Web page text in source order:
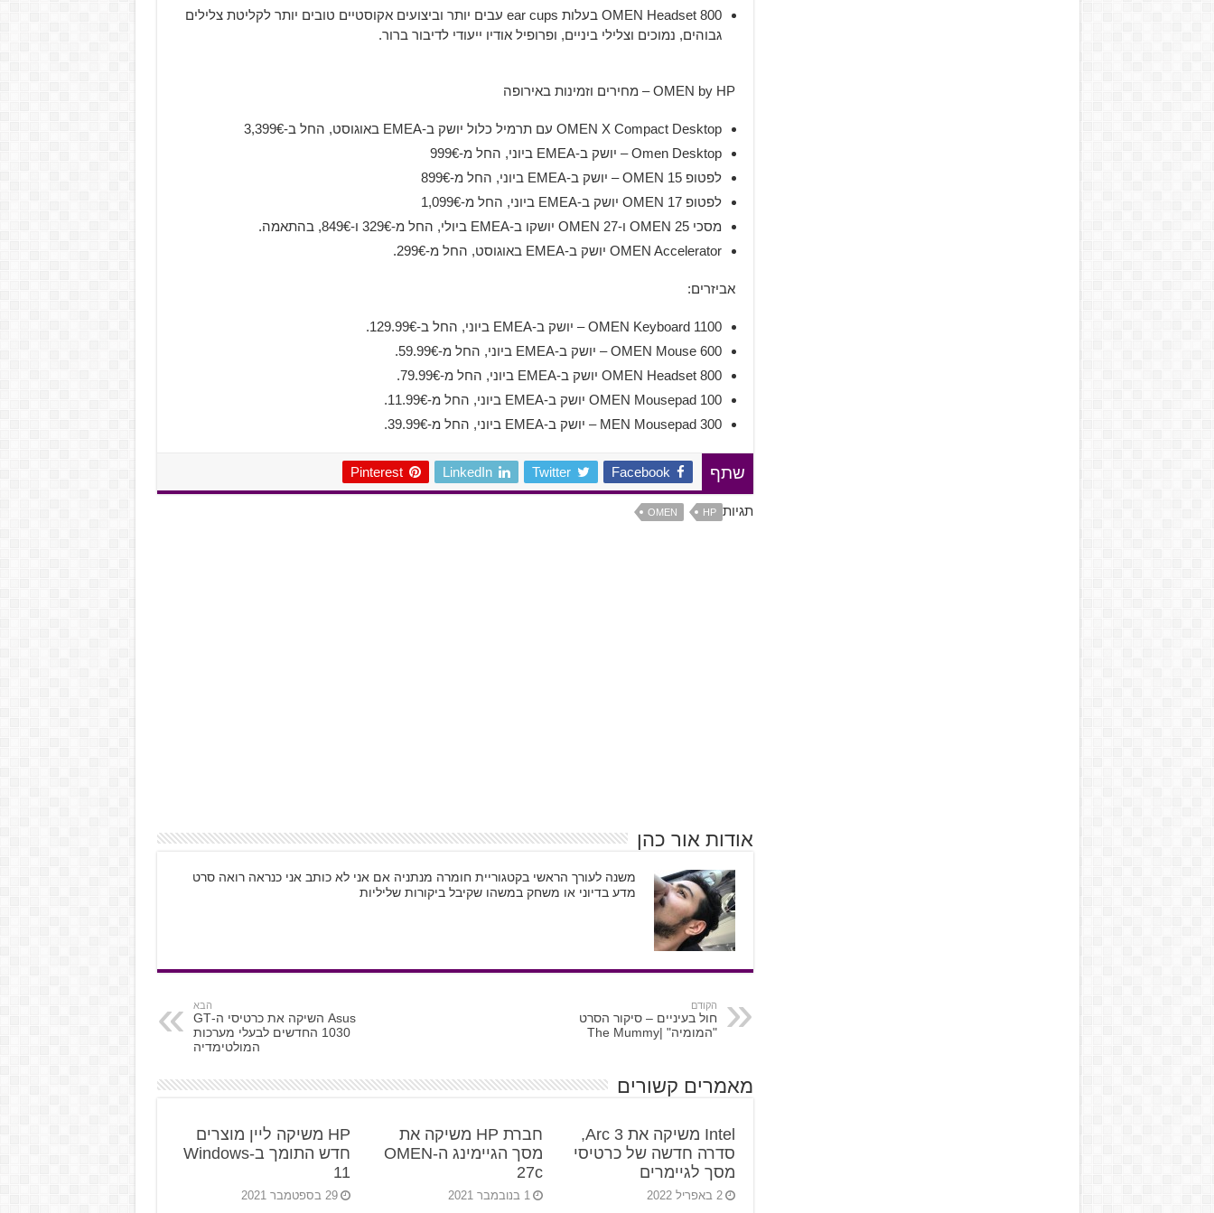
OMEN Headset 800 בעלות ear cups עבים יותר וביצועים אקוסטיים טובים יותר לקליטת צלילים
גבוהים, נמוכים וצלילי ביניים, ופרופיל אודיו ייעודי לדיבור ברור.
OMEN by HP – מחירים וזמינות באירופה
OMEN X Compact Desktop עם תרמיל כלול יושק ב-EMEA באוגוסט, החל ב-3,399€
Omen Desktop – יושק ב-EMEA ביוני, החל מ-999€
לפטופ OMEN 15 – יושק ב-EMEA ביוני, החל מ-899€
לפטופ OMEN 17 יושק ב-EMEA ביוני, החל מ-1,099€
מסכי OMEN 25 ו-OMEN 27 יושקו ב-EMEA ביולי, החל מ-329€ ו-849€, בהתאמה.
OMEN Accelerator יושק ב-EMEA באוגוסט, החל מ-299€.
אביזרים:
OMEN Keyboard 1100 – יושק ב-EMEA ביוני, החל ב-129.99€.
OMEN Mouse 600 – יושק ב-EMEA ביוני, החל מ-59.99€.
OMEN Headset 800 יושק ב-EMEA ביוני, החל מ-79.99€.
OMEN Mousepad 100 יושק ב-EMEA ביוני, החל מ-11.99€.
MEN Mousepad 300 – יושק ב-EMEA ביוני, החל מ-39.99€.
שתף Facebook
Twitter
LinkedIn
Pinterest
תגיות HP
OMEN
אודות אור כהן
משנה לעורך הראשי בקטגוריית חומרה מנתניה אם אני לא כותב אני כנראה רואה סרט
מדע בדיוני או משחק במשהו שקיבל ביקורות שליליות
הקודם
חול בעיניים – סיקור הסרט
"המומיה" |The Mummy
הבא
Asus השיקה את כרטיסי ה-GT
1030 החדשים לבעלי מערכות
המולטימדיה
מאמרים קשורים
Intel משיקה את Arc 3,
סדרה חדשה של כרטיסי
מסך לגיימרים
2 באפריל 2022
חברת HP משיקה את
מסך הגיימינג ה-OMEN
27c
1 בנובמבר 2021
HP משיקה ליין מוצרים
חדש התומך ב-Windows
11
29 בספטמבר 2021